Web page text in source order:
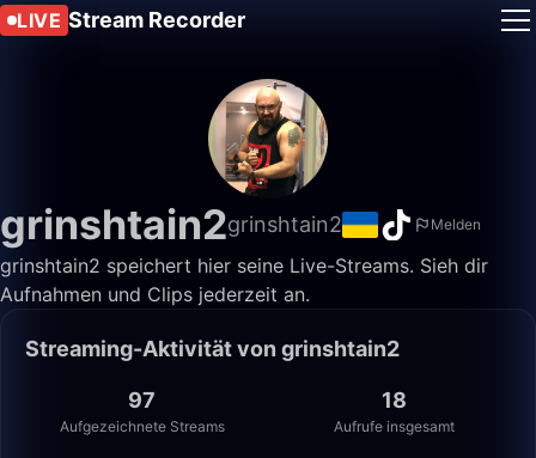
LIVE Stream Recorder
grinshtain2grinshtain2 Melden
grinshtain2 speichert hier seine Live-Streams. Sieh dir
Aufnahmen und Clips jederzeit an.
Streaming-Aktivität von grinshtain2
97
Aufgezeichnete Streams
18
Aufrufe insgesamt